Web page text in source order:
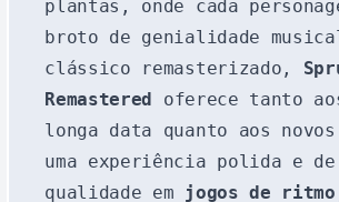
plantas, onde cada
broto de genialidade
clássico remasterizado,
Remastered
oferece tanto
longa data quanto aos
uma experiência polida e
qualidade em jogos de ritmo